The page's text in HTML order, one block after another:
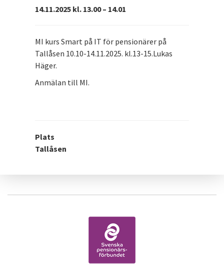
14.11.2025 kl. 13.00 – 14.01
MI kurs Smart på IT för pensionärer på
Tallåsen 10.10-14.11.2025. kl.13-15.Lukas
Häger.
Anmälan till MI.
Plats
Tallåsen